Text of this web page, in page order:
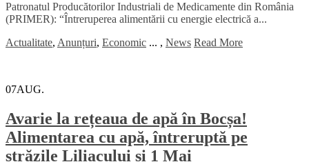
Patronatul Producătorilor Industriali de Medicamente din România
(PRIMER): “Întreruperea alimentării cu energie electrică a...
Actualitate, Anunțuri, Economic ... , News Read More
07AUG.
Avarie la rețeaua de apă în Bocșa!
Alimentarea cu apă, întreruptă pe
străzile Liliacului și 1 Mai